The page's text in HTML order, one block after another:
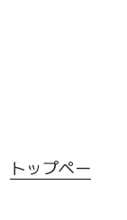
トップペー